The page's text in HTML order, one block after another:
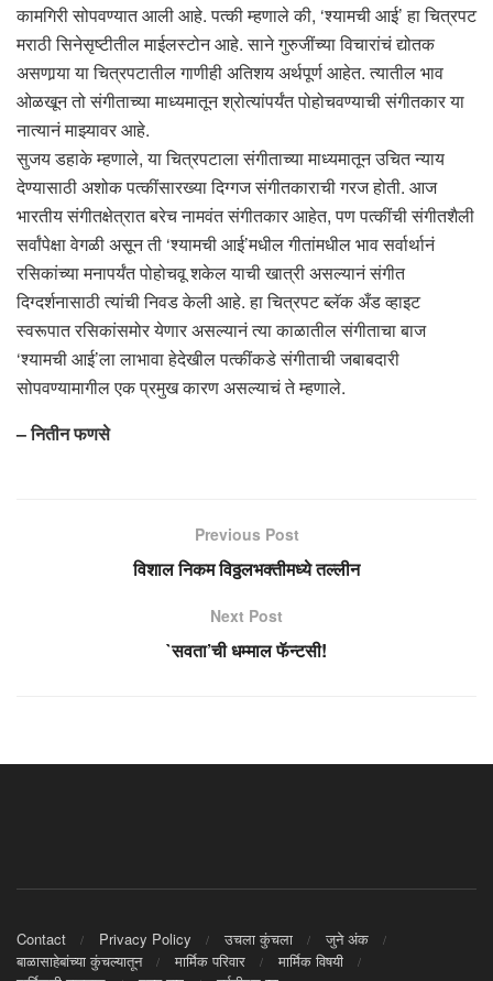
कामगिरी सोपवण्यात आली आहे. पत्की म्हणाले की, ‘श्यामची आई’ हा चित्रपट
मराठी सिनेसृष्टीतील माईलस्टोन आहे. साने गुरुजींच्या विचारांचं द्योतक
असणार्‍या या चित्रपटातील गाणीही अतिशय अर्थपूर्ण आहेत. त्यातील भाव
ओळखून तो संगीताच्या माध्यमातून श्रोत्यांपर्यंत पोहोचवण्याची संगीतकार या
नात्यानं माझ्यावर आहे.
सुजय डहाके म्हणाले, या चित्रपटाला संगीताच्या माध्यमातून उचित न्याय
देण्यासाठी अशोक पत्कींसारख्या दिग्गज संगीतकाराची गरज होती. आज
भारतीय संगीतक्षेत्रात बरेच नामवंत संगीतकार आहेत, पण पत्कींची संगीतशैली
सर्वांपेक्षा वेगळी असून ती ‘श्यामची आई’मधील गीतांमधील भाव सर्वार्थानं
रसिकांच्या मनापर्यंत पोहोचवू शकेल याची खात्री असल्यानं संगीत
दिग्दर्शनासाठी त्यांची निवड केली आहे. हा चित्रपट ब्लॅक अँड व्हाइट
स्वरूपात रसिकांसमोर येणार असल्यानं त्या काळातील संगीताचा बाज
‘श्यामची आई’ला लाभावा हेदेखील पत्कींकडे संगीताची जबाबदारी
सोपवण्यामागील एक प्रमुख कारण असल्याचं ते म्हणाले.
– नितीन फणसे
Previous Post
विशाल निकम विठ्ठलभक्तीमध्ये तल्लीन
Next Post
`सवता’ची धम्माल फॅन्टसी!
Contact Privacy Policy उचला कुंचला
जुने अंक
बाळासाहेबांच्या कुंचल्यातून
मार्मिक परिवार
मार्मिक विषयी